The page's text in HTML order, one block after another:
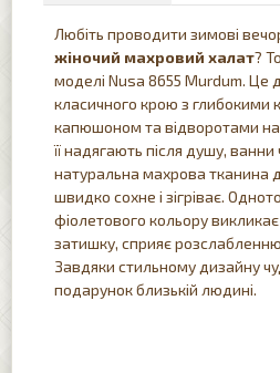
Любіть проводити зимові
жіночий махровий халат?
моделі Nusa 8655 Murdum. Це
класичного крою з глибокими
капюшоном та відворотами на
її надягають після душу, ванни
натуральна махрова тканина
швидко сохне і зігріває.
фіолетового кольору
затишку, сприяє
Завдяки стильному дизайну
подарунок близькій людині.